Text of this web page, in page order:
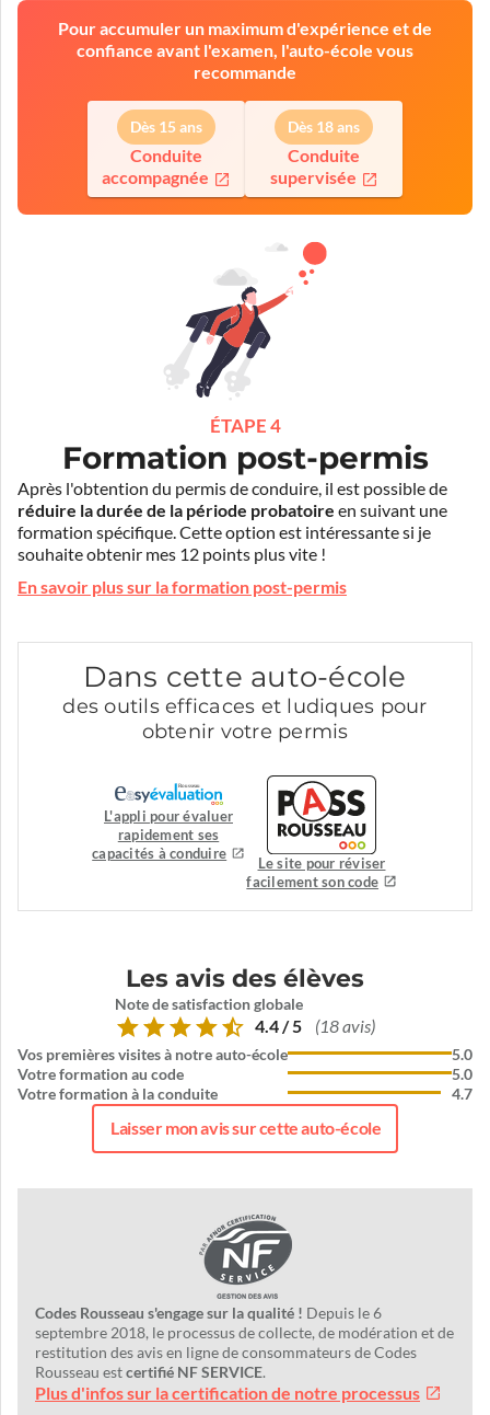
Pour accumuler un maximum d'expérience et de
confiance avant l'examen, l'auto-école vous
recommande
Dès 15 ans
Conduite
accompagnée
Dès 18 ans
Conduite
supervisée
ÉTAPE 4
Formation post-permis
Après l'obtention du permis de conduire, il est possible de
réduire la durée de la période probatoire en suivant une
formation spécifique. Cette option est intéressante si je
souhaite obtenir mes 12 points plus vite !
En savoir plus sur la formation post-permis
Dans cette auto-école
des outils efficaces et ludiques pour
obtenir votre permis
L'appli pour évaluer
rapidement ses
capacités à conduire
Le site pour réviser
facilement son code
Les avis des élèves
Note de satisfaction globale
4.4 / 5 (18 avis)
Vos premières visites à notre auto-école
Votre formation au code
Votre formation à la conduite
5.0
5.0
4.7
Laisser mon avis sur cette auto-école
Codes Rousseau s'engage sur la qualité ! Depuis le 6
septembre 2018, le processus de collecte, de modération et de
restitution des avis en ligne de consommateurs de Codes
Rousseau estcertifié NF SERVICE.
Plus d'infos sur la certification de notre processus